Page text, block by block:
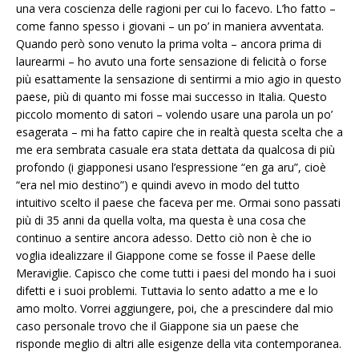
una vera coscienza delle ragioni per cui lo facevo. L’ho fatto –
come fanno spesso i giovani – un po’ in maniera avventata.
Quando però sono venuto la prima volta – ancora prima di
laurearmi – ho avuto una forte sensazione di felicità o forse
più esattamente la sensazione di sentirmi a mio agio in questo
paese, più di quanto mi fosse mai successo in Italia. Questo
piccolo momento di satori – volendo usare una parola un po’
esagerata – mi ha fatto capire che in realtà questa scelta che a
me era sembrata casuale era stata dettata da qualcosa di più
profondo (i giapponesi usano l’espressione “en ga aru”, cioè
“era nel mio destino”) e quindi avevo in modo del tutto
intuitivo scelto il paese che faceva per me. Ormai sono passati
più di 35 anni da quella volta, ma questa è una cosa che
continuo a sentire ancora adesso. Detto ciò non è che io
voglia idealizzare il Giappone come se fosse il Paese delle
Meraviglie. Capisco che come tutti i paesi del mondo ha i suoi
difetti e i suoi problemi. Tuttavia lo sento adatto a me e lo
amo molto. Vorrei aggiungere, poi, che a prescindere dal mio
caso personale trovo che il Giappone sia un paese che
risponde meglio di altri alle esigenze della vita contemporanea.